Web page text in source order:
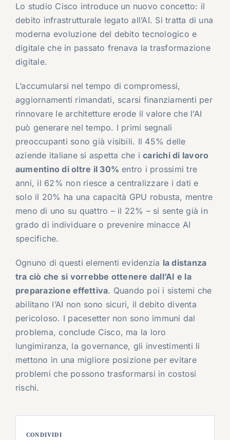
Lo studio Cisco introduce un nuovo concetto: il
debito infrastrutturale legato all’AI. Si tratta di una
moderna evoluzione del debito tecnologico e
digitale che in passato frenava la trasformazione
digitale.
L’accumularsi nel tempo di compromessi,
aggiornamenti rimandati, scarsi finanziamenti per
rinnovare le architetture erode il valore che l’AI
può generare nel tempo. I primi segnali
preoccupanti sono già visibili. Il 45% delle
aziende italiane si aspetta che icarichi di lavoro
aumentino di oltre il 30% entro i prossimi tre
anni, il 62% non riesce a centralizzare i dati e
solo il 20% ha una capacità GPU robusta, mentre
meno di uno su quattro – il 22% – si sente già in
grado di individuare o prevenire minacce AI
specifiche.
Ognuno di questi elementi evidenzia la distanza
tra ciò che si vorrebbe ottenere dall’AI e la
preparazione effettiva. Quando poi i sistemi che
abilitano l’AI non sono sicuri, il debito diventa
pericoloso. I pacesetter non sono immuni dal
problema, conclude Cisco, ma la loro
lungimiranza, la governance, gli investimenti li
mettono in una migliore posizione per evitare
problemi che possono trasformarsi in costosi
rischi.
CONDIVIDI